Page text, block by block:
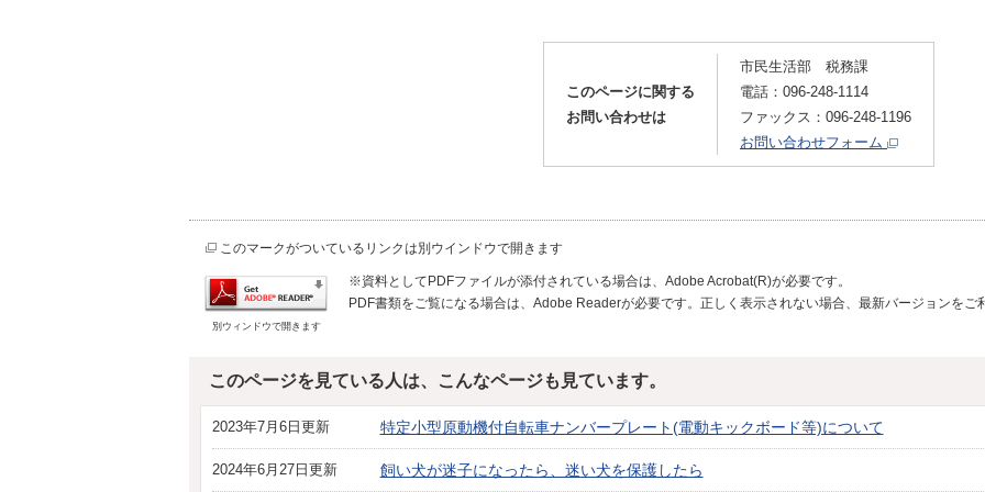
このページに関する
お問い合わせは
市民生活部 税務課
電話：096-248-1114
ファックス：096-248-1196
お問い合わせフォーム
このマークがついているリンクは別ウインドウで開きます
別ウィンドウで開きます
※資料としてPDFファイルが添付されている場合は、Adobe Acrobat(R)が必要です。
PDF書類をご覧になる場合は、Adobe Readerが必要です。正しく表示されない場合、最新バージョンをご
このページを見ている人は、こんなページも見ています。
2023年7月6日更新 特定小型原動機付自転車ナンバープレート(電動キックボード等)について
2024年6月27日更新 飼い犬が迷子になったら、迷い犬を保護したら